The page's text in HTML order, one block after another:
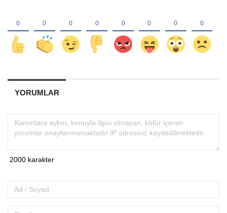
YORUMLAR